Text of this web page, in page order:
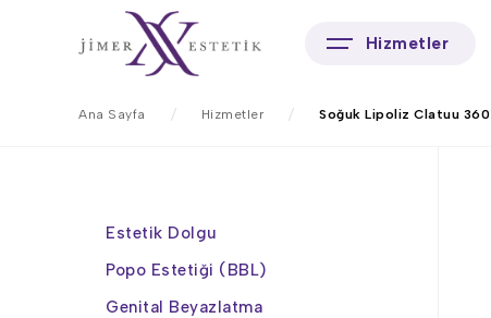
Hizmetler
Ana Sayfa Hizmetler Soğuk Lipoliz Clatuu 360
Estetik Dolgu
Popo Estetiği (BBL)
Genital Beyazlatma